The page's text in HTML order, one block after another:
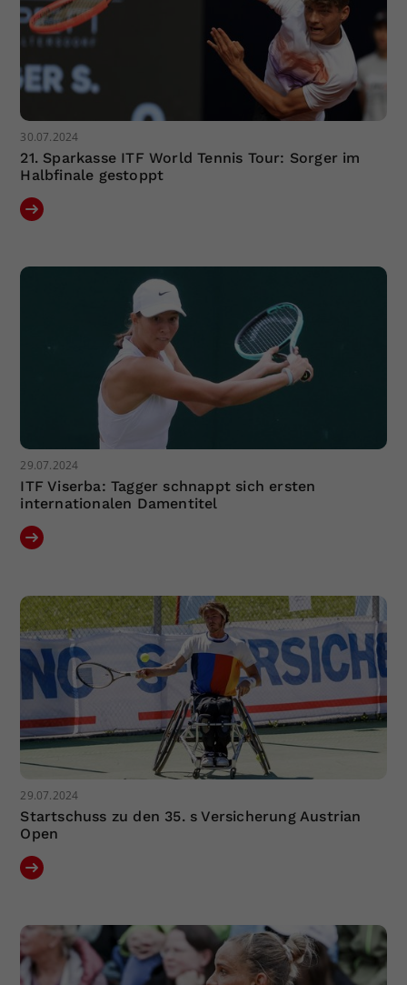
30.07.2024
21. Sparkasse ITF World Tennis Tour: Sorger im
Halbfinale gestoppt
29.07.2024
ITF Viserba: Tagger schnappt sich ersten
internationalen Damentitel
29.07.2024
Startschuss zu den 35. s Versicherung Austrian
Open